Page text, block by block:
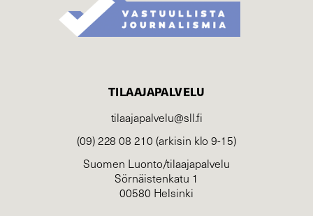
TILAAJAPALVELU
tilaajapalvelu@sll.fi
(09) 228 08 210 (arkisin klo 9-15)
Suomen Luonto/tilaajapalvelu
Sörnäistenkatu 1
00580 Helsinki